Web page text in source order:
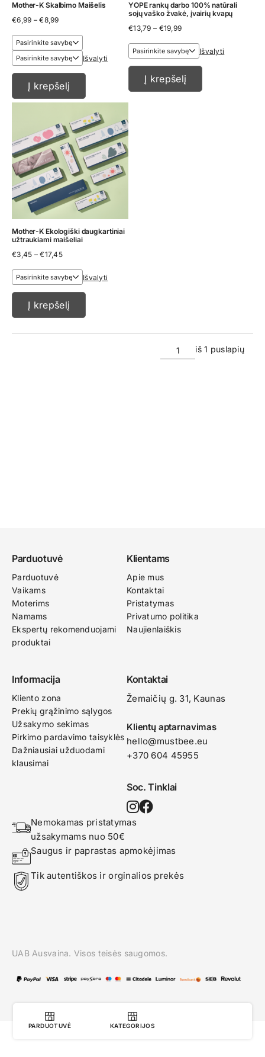
Mother-K Skalbimo Maišelis
€6,99 – €8,99Price
€6,99
through
€8,99 Išvalyti
Į krepšelį
YOPE rankų darbo 100% natūrali
sojų vaško žvakė, įvairių kvapų
€13,79 – €19,99Price
€13,79
throughIšvalyti
Į krepšelį
Mother-K Ekologiški daugkartiniai
užtraukiami maišeliai
€3,45 – €17,45Price
€3,45
throughIšvalyti
Į krepšelį
iš 1 puslapių
Parduotuvė
Parduotuvė
Vaikams
Moterims
Namams
Ekspertų rekomenduojami
produktai
Klientams
Apie mus
Kontaktai
Pristatymas
Privatumo politika
Naujienlaiškis
Informacija
Kliento zona
Prekių grąžinimo sąlygos
Užsakymo sekimas
Pirkimo pardavimo taisyklės
Dažniausiai užduodami
klausimai
Kontaktai
Žemaičių g. 31, Kaunas​
Klientų aptarnavimas
hello@mustbee.eu
+370 604 45955
Soc. Tinklai
Nemokamas pristatymas
užsakymams nuo 50€
Saugus ir paprastas apmokėjimas
Tik autentiškos ir orginalios prekės
UAB Ausvaina. Visos teisės saugomos.
PARDUOTUVĖ KATEGORIJOS